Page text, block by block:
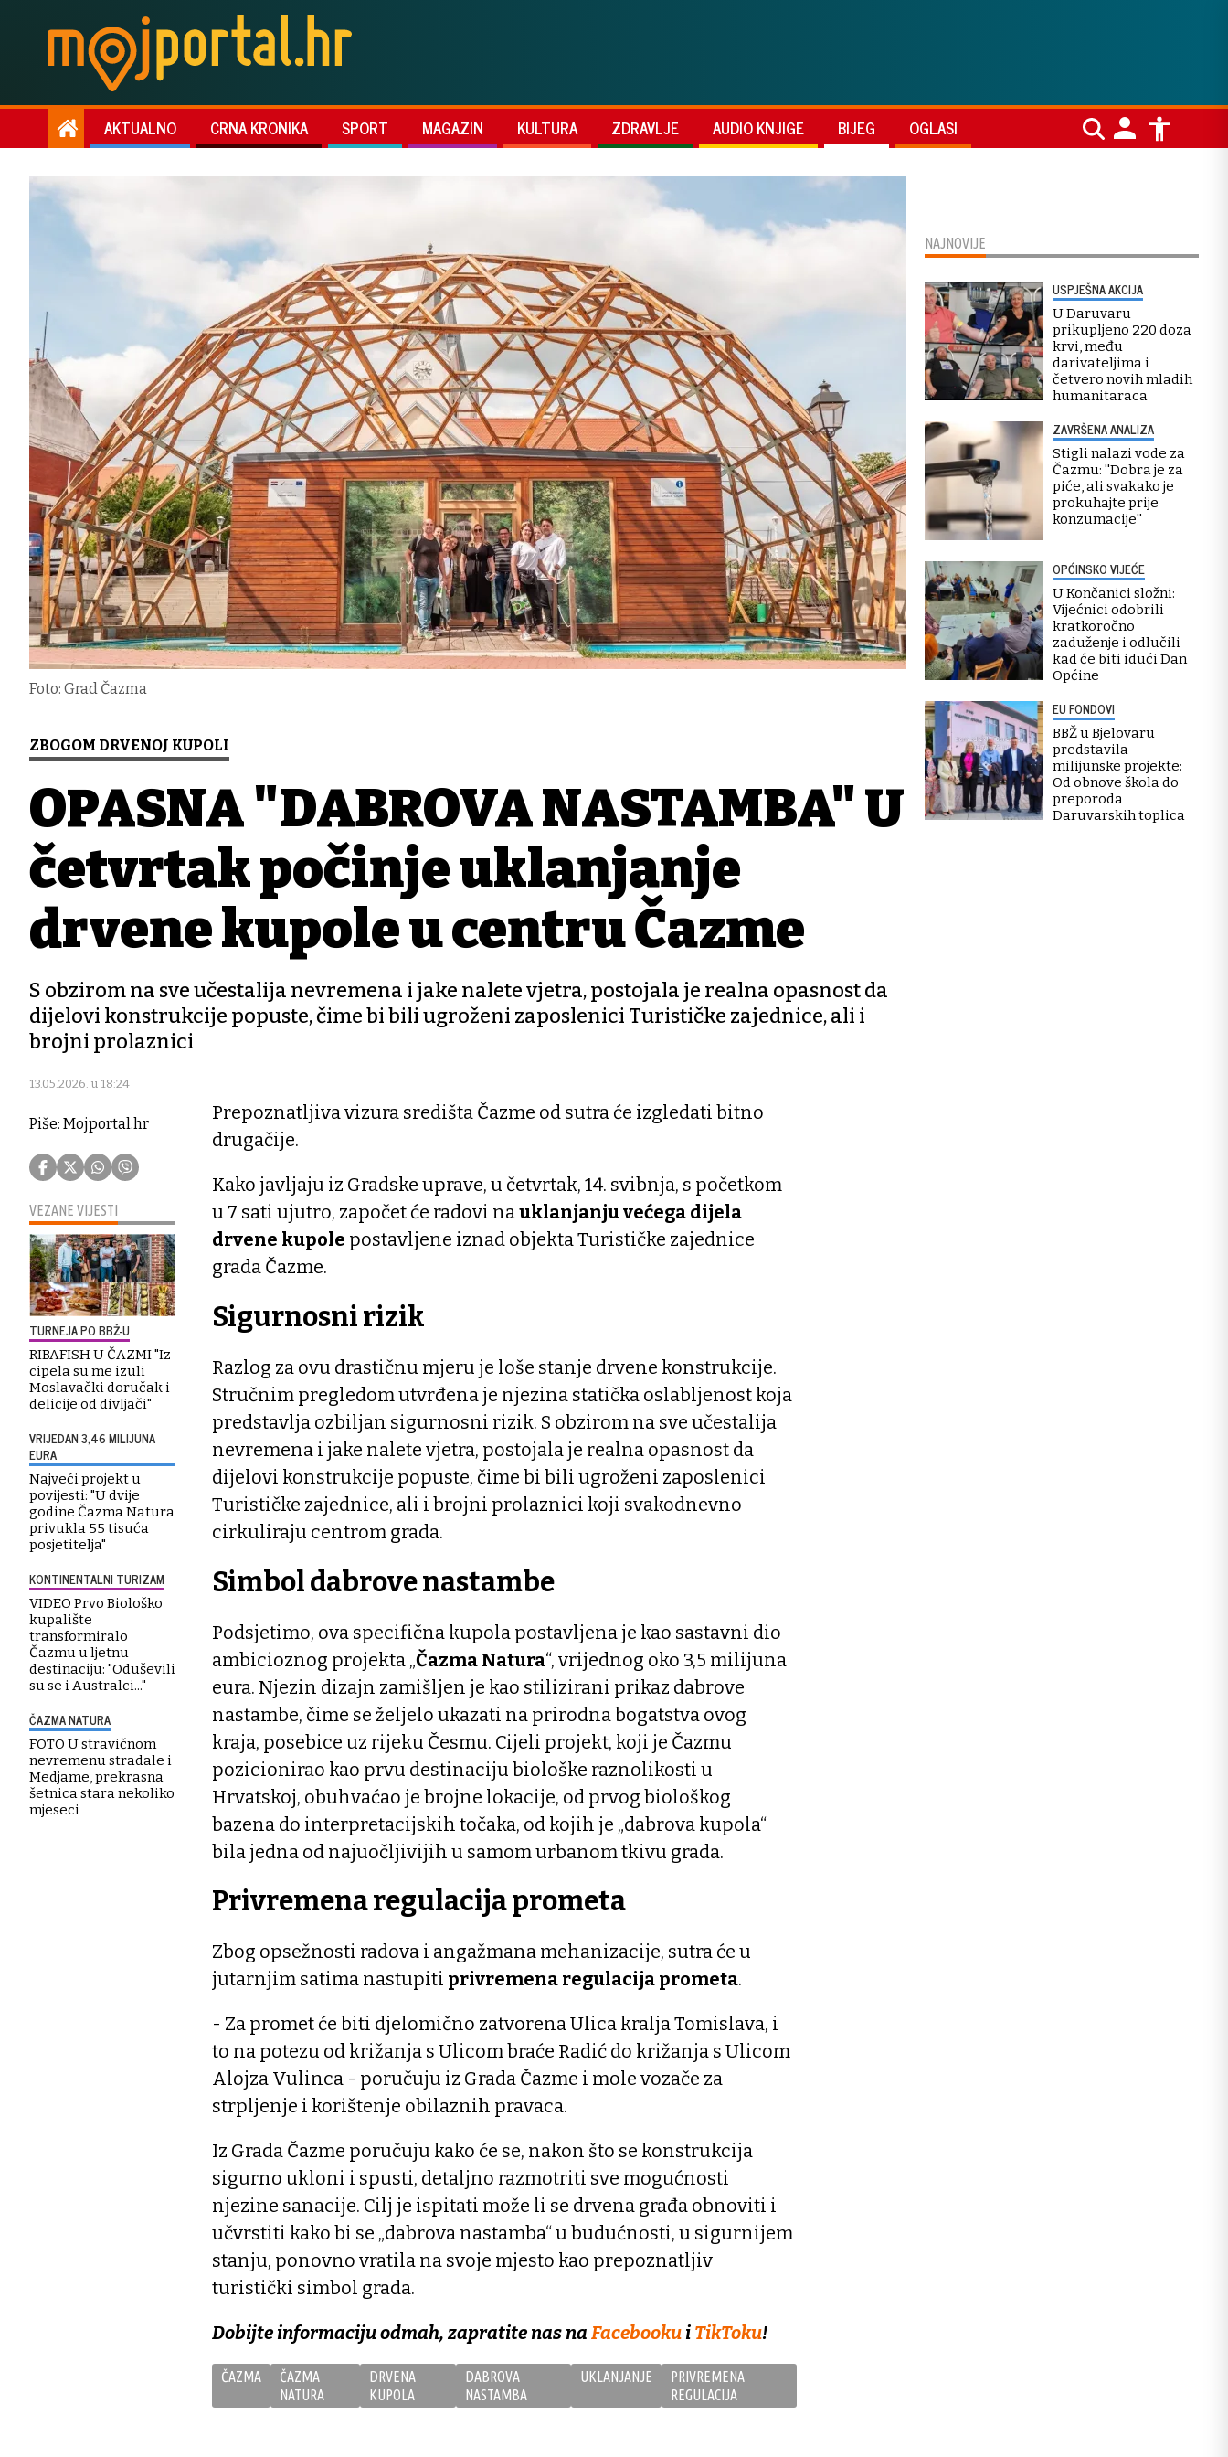
AKTUALNO CRNA KRONIKA SPORT MAGAZIN KULTURA ZDRAVLJE AUDIO KNJIGE BIJEG OGLASI
Foto: Grad Čazma
ZBOGOM DRVENOJ KUPOLI
OPASNA "DABROVA NASTAMBA" U
četvrtak počinje uklanjanje
drvene kupole u centru Čazme
S obzirom na sve učestalija nevremena i jake nalete vjetra, postojala je realna opasnost da
dijelovi konstrukcije popuste, čime bi bili ugroženi zaposlenici Turističke zajednice, ali i
brojni prolaznici
13.05.2026. u 18:24
Piše: Mojportal.hr
VEZANE VIJESTI
TURNEJA PO BBŽ-U
RIBAFISH U ČAZMI "Iz
cipela su me izuli
Moslavački doručak i
delicije od divljači"
VRIJEDAN 3,46 MILIJUNA
EURA
Najveći projekt u
povijesti: "U dvije
godine Čazma Natura
privukla 55 tisuća
posjetitelja"
KONTINENTALNI TURIZAM
VIDEO Prvo Biološko
kupalište
transformiralo
Čazmu u ljetnu
destinaciju: "Oduševili
su se i Australci..."
ČAZMA NATURA
FOTO U stravičnom
nevremenu stradale i
Medjame, prekrasna
šetnica stara nekoliko
mjeseci
Prepoznatljiva vizura središta Čazme od sutra će izgledati bitno
drugačije.
Kako javljaju iz Gradske uprave, u četvrtak, 14. svibnja, s početkom
u 7 sati ujutro, započet će radovi nauklanjanju većega dijela
drvene kupole postavljene iznad objekta Turističke zajednice
grada Čazme.
Sigurnosni rizik
Razlog za ovu drastičnu mjeru je loše stanje drvene konstrukcije.
Stručnim pregledom utvrđena je njezina statička oslabljenost koja
predstavlja ozbiljan sigurnosni rizik. S obzirom na sve učestalija
nevremena i jake nalete vjetra, postojala je realna opasnost da
dijelovi konstrukcije popuste, čime bi bili ugroženi zaposlenici
Turističke zajednice, ali i brojni prolaznici koji svakodnevno
cirkuliraju centrom grada.
Simbol dabrove nastambe
Podsjetimo, ova specifična kupola postavljena je kao sastavni dio
ambicioznog projekta „Čazma Natura“, vrijednog oko 3,5 milijuna
eura. Njezin dizajn zamišljen je kao stilizirani prikaz dabrove
nastambe, čime se željelo ukazati na prirodna bogatstva ovog
kraja, posebice uz rijeku Česmu. Cijeli projekt, koji je Čazmu
pozicionirao kao prvu destinaciju biološke raznolikosti u
Hrvatskoj, obuhvaćao je brojne lokacije, od prvog biološkog
bazena do interpretacijskih točaka, od kojih je „dabrova kupola“
bila jedna od najuočljivijih u samom urbanom tkivu grada.
Privremena regulacija prometa
Zbog opsežnosti radova i angažmana mehanizacije, sutra će u
jutarnjim satima nastupiti privremena regulacija prometa.
- Za promet će biti djelomično zatvorena Ulica kralja Tomislava, i
to na potezu od križanja s Ulicom braće Radić do križanja s Ulicom
Alojza Vulinca - poručuju iz Grada Čazme i mole vozače za
strpljenje i korištenje obilaznih pravaca.
Iz Grada Čazme poručuju kako će se, nakon što se konstrukcija
sigurno ukloni i spusti, detaljno razmotriti sve mogućnosti
njezine sanacije. Cilj je ispitati može li se drvena građa obnoviti i
učvrstiti kako bi se „dabrova nastamba“ u budućnosti, u sigurnijem
stanju, ponovno vratila na svoje mjesto kao prepoznatljiv
turistički simbol grada.
Dobijte informaciju odmah, zapratite nas na Facebooku i TikToku!
ČAZMA
ČAZMA
NATURA
DRVENA
KUPOLA
DABROVA
NASTAMBA
UKLANJANJE
PRIVREMENA
REGULACIJA
NAJNOVIJE
USPJEŠNA AKCIJA
U Daruvaru
prikupljeno 220 doza
krvi, među
darivateljima i
četvero novih mladih
humanitaraca
ZAVRŠENA ANALIZA
Stigli nalazi vode za
Čazmu: ''Dobra je za
piće, ali svakako je
prokuhajte prije
konzumacije''
OPĆINSKO VIJEĆE
U Končanici složni:
Vijećnici odobrili
kratkoročno
zaduženje i odlučili
kad će biti idući Dan
Općine
EU FONDOVI
BBŽ u Bjelovaru
predstavila
milijunske projekte:
Od obnove škola do
preporoda
Daruvarskih toplica